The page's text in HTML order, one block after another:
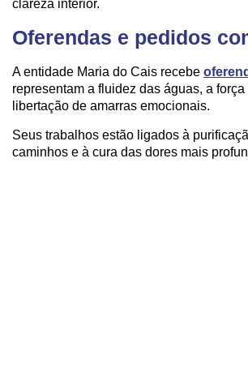
clareza interior.
Oferendas e pedidos
A entidade Maria do Cais recebe
representam a fluidez das águas, a
libertação de amarras emocionais.
Seus trabalhos estão ligados à
caminhos e à cura das dores mais